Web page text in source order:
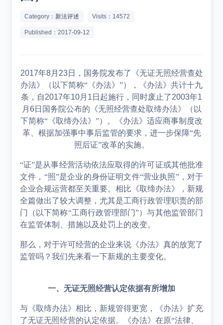
Category： 新法评述 Visits：14572
Published：2017-09-12
2017年8月 23日，国务院发布了《无证无照经营查处
办法》（以下简称“《办法》”），《办法》共计十九
条，自2017年10月 1 日起施行，同时废止了2003年1
月 6日国务院公布的《无照经营查处取缔办法》（以
下简称“《取缔办法》”）。《办法》适应商事制度改
革、根据加强事中事后监管的要求，进一步保障“先
照后证”改革的实施。
“证”是从事经营活动依法应取得的许可证或其他批准
文件，“照”是企业的身份证明文件“营业执照”，对于
企业合规运营都至关重要。相比《取缔办法》，新规
全篇做出了较大调整，尤其是工商行政管理职责的部
门（以下简称“工商行政管理部门”）与其他监管部门
在监管体制、措施以及处罚上的改变。
那么，对于许可经营的企业来说《办法》真的放宽了
监管吗？我们先来看一下新规的主要变化。
一、无证无照经营认定依据有所增加
与《取缔办法》相比，新规管得更宽，《办法》扩充
了无证无照经营的认定依据。《办法》在原“法律、